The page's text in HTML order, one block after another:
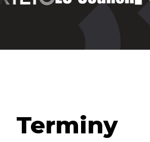
Terminy